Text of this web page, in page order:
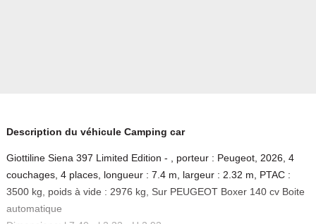
Description du véhicule Camping car
Giottiline Siena 397 Limited Edition - , porteur : Peugeot, 2026, 4
couchages, 4 places, longueur : 7.4 m, largeur : 2.32 m, PTAC :
3500 kg, poids à vide : 2976 kg, Sur PEUGEOT Boxer 140 cv Boite
automatique